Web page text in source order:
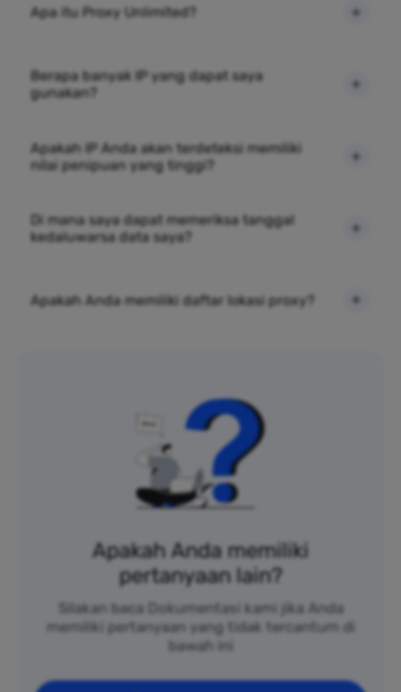
Apa itu Proxy Unlimited?
Berapa banyak IP yang dapat saya
gunakan?
Apakah IP Anda akan terdeteksi memiliki
nilai penipuan yang tinggi?
Di mana saya dapat memeriksa tanggal
kedaluwarsa data saya?
Apakah Anda memiliki daftar lokasi proxy?
Apakah Anda memiliki
pertanyaan lain?
Silakan baca Dokumentasi kami jika Anda
memiliki pertanyaan yang tidak tercantum di
bawah ini